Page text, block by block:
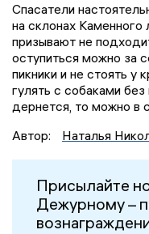
Спасатели
на склонах Каменного
призывают не
оступиться можно за
пикники и не стоять у
гулять с собаками
дернется, то можно в
Автор:
Наталья
Присылайте
Дежурному –